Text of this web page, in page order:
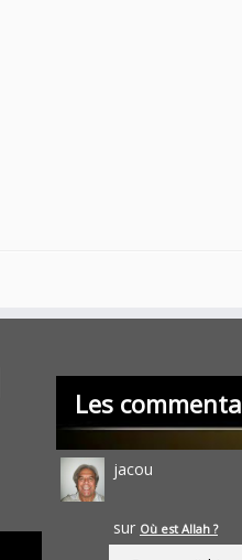
Les
jacou
sur Où est Allah ?